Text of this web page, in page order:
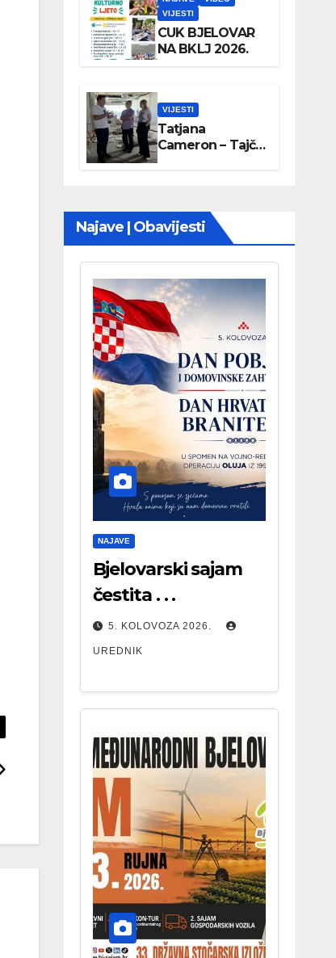
VIJESTI
CUK BJELOVAR
NA BKLJ 2026.
VIJESTI
Tatjana
Cameron – Tajči
posjetila
Najave | Obavijesti
NAJAVE
Bjelovarski sajam
čestita . . .
5. KOLOVOZA 2026.
UREDNIK